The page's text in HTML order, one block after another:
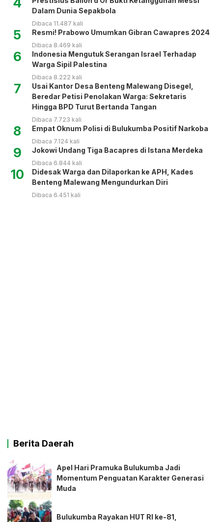
Dalam Dunia Sepakbola
Dibaca 11.487 kali
5 Resmi! Prabowo Umumkan Gibran Cawapres 2024
Dibaca 8.469 kali
6
Indonesia Mengutuk Serangan Israel Terhadap
Warga Sipil Palestina
Dibaca 8.222 kali
7
Usai Kantor Desa Benteng Malewang Disegel,
Beredar Petisi Penolakan Warga: Sekretaris
Hingga BPD Turut Bertanda Tangan
Dibaca 7.723 kali
8 Empat Oknum Polisi di Bulukumba Positif Narkoba
Dibaca 7.124 kali
9 Jokowi Undang Tiga Bacapres di Istana Merdeka
Dibaca 6.844 kali
10
Didesak Warga dan Dilaporkan ke APH, Kades
Benteng Malewang Mengundurkan Diri
Dibaca 6.451 kali
Berita Daerah
Apel Hari Pramuka Bulukumba Jadi
Momentum Penguatan Karakter Generasi
Muda
Bulukumba Rayakan HUT RI ke-81,